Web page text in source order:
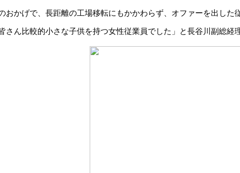
おかげで、長距離の工場移転にもかかわらず、オファーを出した
さん比較的小さな子供を持つ女性従業員でした」と長谷川副総経